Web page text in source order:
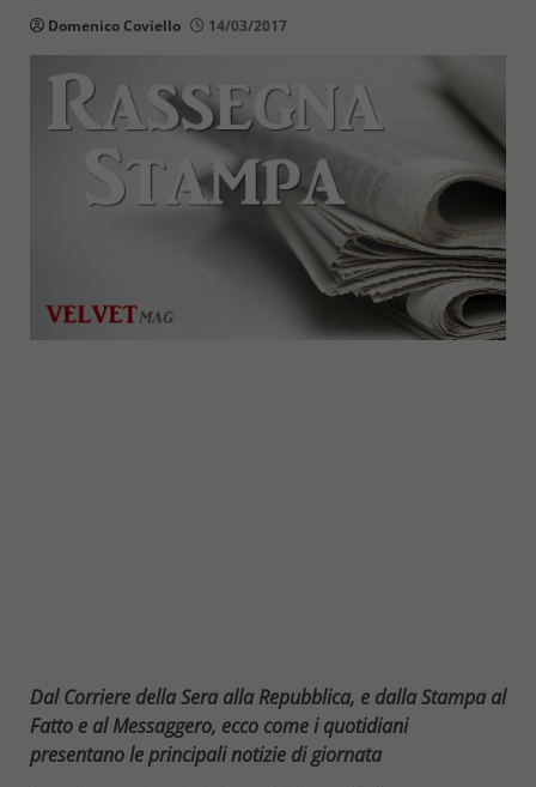
Domenico Coviello 14/03/2017
Dal Corriere della Sera alla Repubblica, e dalla Stampa al
Fatto e al Messaggero, ecco come i quotidiani
presentano le principali notizie di giornata